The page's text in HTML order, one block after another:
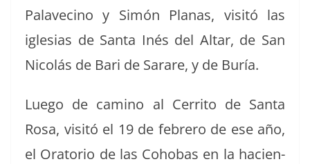
Palave­ci­no y Simón Planas, vis­itó las
igle­sias de San­ta Inés del Altar, de San
Nicolás de Bari de Sarare, y de Buría.
Luego de camino al Cer­ri­to de San­ta
Rosa, vis­itó el 19 de febrero de ese año,
el Ora­to­rio de las Cohobas en la hacien­